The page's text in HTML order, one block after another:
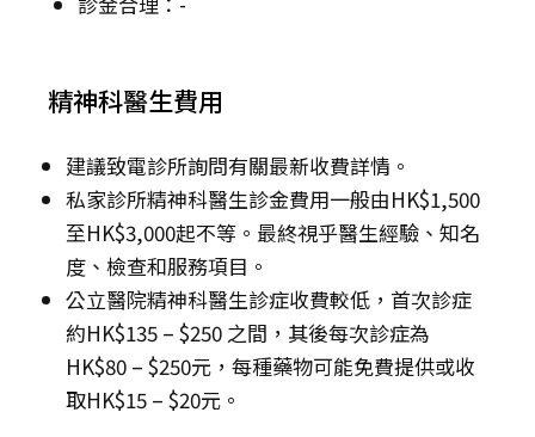
精神科醫生費用
建議致電診所詢問有關最新收費詳情。
私家診所精神科醫生診金費用一般由HK$1,500
至HK$3,000起不等。最終視乎醫生經驗、知名
度、檢查和服務項目。
公立醫院精神科醫生診症收費較低，首次診症
約HK$135 – $250 之間，其後每次診症為
HK$80 – $250元，每種藥物可能免費提供或收
取HK$15 – $20元。